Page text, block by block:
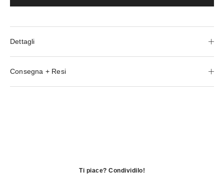
Dettagli
Consegna + Resi
Ti piace? Condividilo!